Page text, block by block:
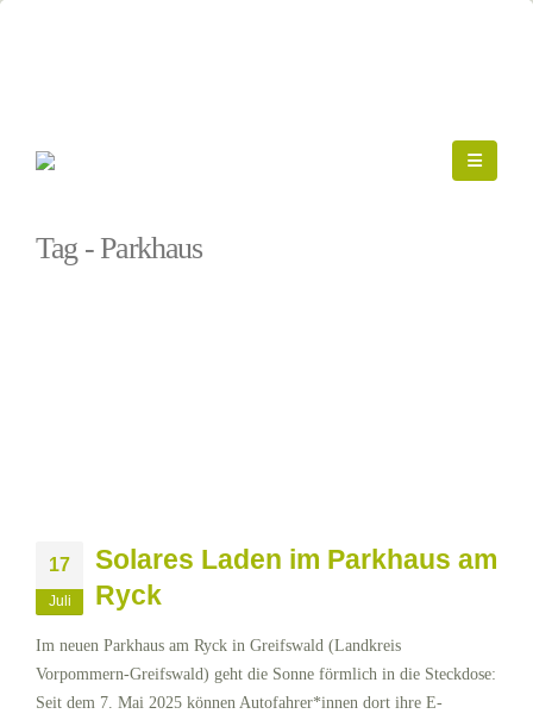
Tag - Parkhaus
17
Juli
Solares Laden im Parkhaus am
Ryck
Im neuen Parkhaus am Ryck in Greifswald (Landkreis
Vorpommern-Greifswald) geht die Sonne förmlich in die Steckdose:
Seit dem 7. Mai 2025 können Autofahrer*innen dort ihre E-